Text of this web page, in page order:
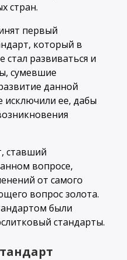
стран.
первый
который в
развиваться и
сумевшие
данной
исключили ее, дабы
ставший
вопросе,
от самого
вопрос золота.
были
стандарты.